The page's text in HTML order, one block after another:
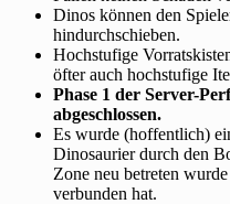
Dinos können den
hindurchschieben.
Hochstufige
öfter auch hochstufige
Phase 1 der Server-
abgeschlossen.
Es wurde (hoffentlich)
Dinosaurier durch den
Zone neu betreten
verbunden hat.